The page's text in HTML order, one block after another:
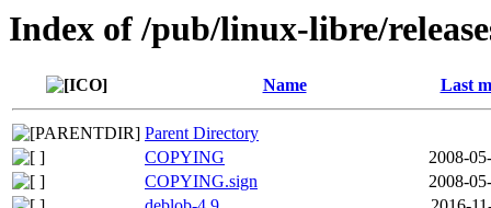
Index of /pub/linux-libre/
Name Last
Parent Directory
COPYING
2008-
COPYING.sign
2008-